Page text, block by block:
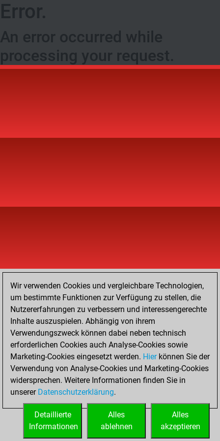
Error.
An error occurred while
processing your request.
Wir verwenden Cookies und vergleichbare Technologien,
um bestimmte Funktionen zur Verfügung zu stellen, die
Nutzererfahrungen zu verbessern und interessengerechte
Inhalte auszuspielen. Abhängig von ihrem
Verwendungszweck können dabei neben technisch
erforderlichen Cookies auch Analyse-Cookies sowie
Marketing-Cookies eingesetzt werden. Hierkönnen Sie der
Verwendung von Analyse-Cookies und Marketing-Cookies
widersprechen. Weitere Informationen finden Sie in
unserer Datenschutzerklärung.
Alles
akzeptieren
Alles
ablehnen
Detaillierte
Informationen